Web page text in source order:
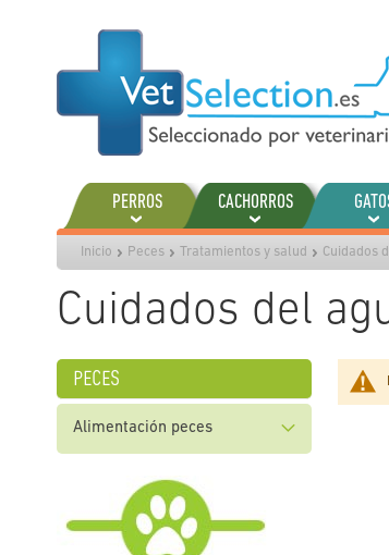
contenido
PERROS CACHORROS
Inicio Peces Tratamientos y salud Cuidados
Cuidados del
peces
Alimentación peces